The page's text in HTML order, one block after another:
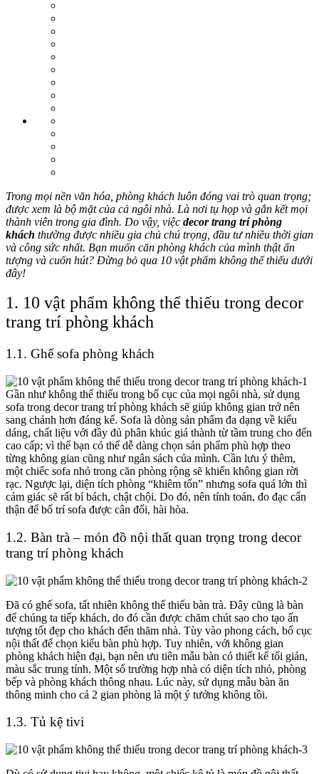
Trong mọi nền văn hóa, phòng khách luôn đóng vai trò quan trọng;
được xem là bộ mặt của cả ngôi nhà. Là nơi tụ họp và gắn kết mọi
thành viên trong gia đình. Do vậy, việc decor trang trí phòng
khách thường được nhiều gia chủ chú trọng, đầu tư nhiều thời gian
và công sức nhất. Bạn muốn căn phòng khách của mình thật ấn
tượng và cuốn hút? Đừng bỏ qua 10 vật phẩm không thể thiếu dưới
đây!
1. 10 vật phẩm không thể thiếu trong decor
trang trí phòng khách
1.1. Ghế sofa phòng khách
Gần như không thể thiếu trong bố cục của mọi ngôi nhà, sử dụng
sofa trong decor trang trí phòng khách sẽ giúp không gian trở nên
sang chảnh hơn đáng kể. Sofa là dòng sản phẩm đa dạng về kiểu
dáng, chất liệu với đầy đủ phân khúc giá thành từ tầm trung cho đến
cao cấp; vì thế bạn có thể dễ dàng chọn sản phẩm phù hợp theo
từng không gian cũng như ngân sách của mình. Cần lưu ý thêm,
một chiếc sofa nhỏ trong căn phòng rộng sẽ khiến không gian rời
rạc. Ngược lại, diện tích phòng “khiêm tốn” nhưng sofa quá lớn thì
cảm giác sẽ rất bí bách, chật chội. Do đó, nên tính toán, đo đạc cẩn
thận để bố trí sofa được cân đối, hài hòa.
1.2. Bàn trà – món đồ nội thất quan trọng trong decor
trang trí phòng khách
Đã có ghế sofa, tất nhiên không thể thiếu bàn trà. Đây cũng là bàn
để chúng ta tiếp khách, do đó cần được chăm chút sao cho tạo ấn
tượng tốt đẹp cho khách đến thăm nhà. Tùy vào phong cách, bố cục
nội thất để chọn kiểu bàn phù hợp. Tuy nhiên, với không gian
phòng khách hiện đại, bạn nên ưu tiên mẫu bàn có thiết kế tối giản,
màu sắc trung tính. Một số trường hợp nhà có diện tích nhỏ, phòng
bếp và phòng khách thông nhau. Lúc này, sử dụng mẫu bàn ăn
thông minh cho cả 2 gian phòng là một ý tưởng không tồi.
1.3. Tủ kệ tivi